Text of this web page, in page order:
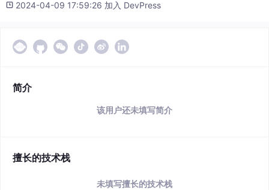
2024-04-09 17:59:26 加入 DevPress
简介
该用户还未填写简介
擅长的技术栈
未填写擅长的技术栈